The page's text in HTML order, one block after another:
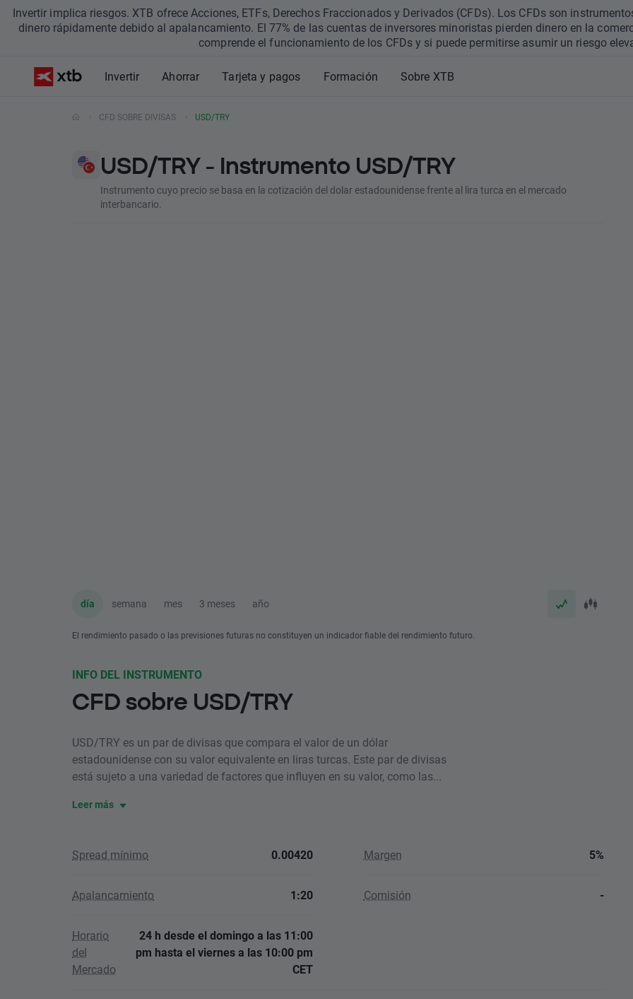
Invertir implica riesgos. XTB ofrece Acciones, ETFs, Derechos Fraccionados y Derivados (CFDs). Los CFDs son
dinero rápidamente debido al apalancamiento. El 77% de las cuentas de inversores minoristas pierden dinero en la
comprende el funcionamiento de los CFDs y si puede permitirse asumir un riesgo
Invertir Ahorrar Tarjeta y pagos Formación Sobre XTB
CFD SOBRE DIVISAS USD/TRY
USD/TRY - Instrumento USD/TRY
Instrumento cuyo precio se basa en la cotización del dolar estadounidense frente al lira turca en el mercado
interbancario.
día semana mes 3 meses año
El rendimiento pasado o las previsiones futuras no constituyen un indicador fiable del rendimiento futuro.
INFO DEL INSTRUMENTO
CFD sobre USD/TRY
USD/TRY es un par de divisas que compara el valor de un dólar
estadounidense con su valor equivalente en liras turcas. Este par de divisas
está sujeto a una variedad de factores que influyen en su valor, como las...
Leer más
Spread mínimo 0.00420 Margen 5%
Apalancamiento 1:20 Comisión -
Horario
del
Mercado
24 h desde el domingo a las 11:00
pm hasta el viernes a las 10:00 pm
CET